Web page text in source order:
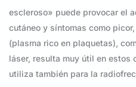
escleroso» puede provocar el
cutáneo y síntomas como
(plasma rico en plaquetas),
láser, resulta muy útil en estos
utiliza también para la